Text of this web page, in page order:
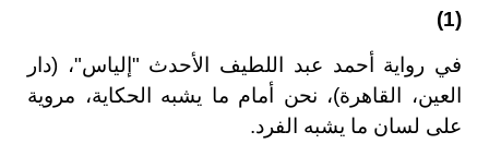
(1)
في رواية أحمد عبد اللطيف الأحدث "إلياس"، (دار
العين، القاهرة)، نحن أمام ما يشبه الحكاية، مروية
على لسان ما يشبه الفرد.